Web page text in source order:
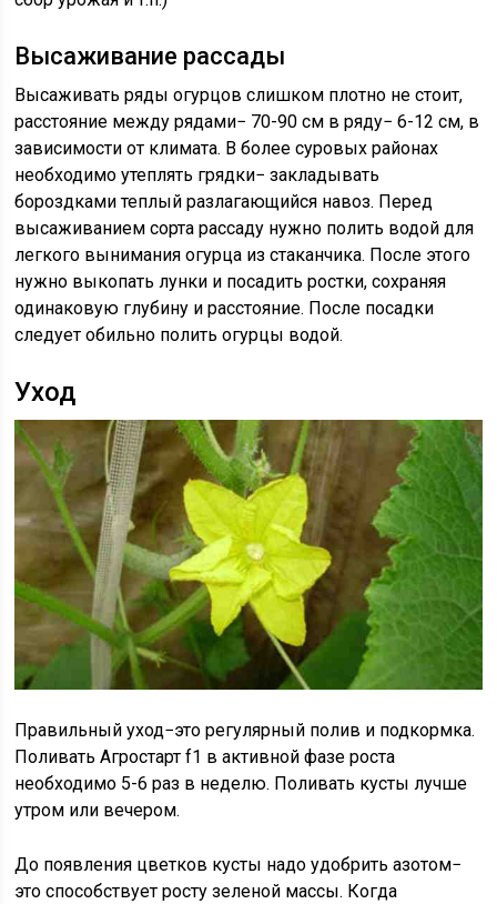
Высаживание рассады
Высаживать ряды огурцов слишком плотно не стоит,
расстояние между рядами− 70-90 см в ряду− 6-12 см, в
зависимости от климата. В более суровых районах
необходимо утеплять грядки− закладывать
бороздками теплый разлагающийся навоз. Перед
высаживанием сорта рассаду нужно полить водой для
легкого вынимания огурца из стаканчика. После этого
нужно выкопать лунки и посадить ростки, сохраняя
одинаковую глубину и расстояние. После посадки
следует обильно полить огурцы водой.
Уход
Правильный уход−это регулярный полив и подкормка.
Поливать Агростарт f1 в активной фазе роста
необходимо 5-6 раз в неделю. Поливать кусты лучше
утром или вечером.
До появления цветков кусты надо удобрить азотом−
это способствует росту зеленой массы. Когда